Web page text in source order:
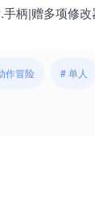
柄|赠多项修改
作冒险 # 单人